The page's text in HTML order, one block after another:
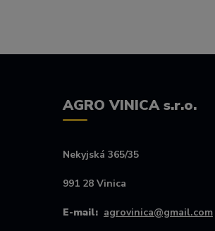
AGRO VINICA s.r.o.
Nekyjská 365/35
991 28 Vinica
E-mail: agrovinica@gmail.com